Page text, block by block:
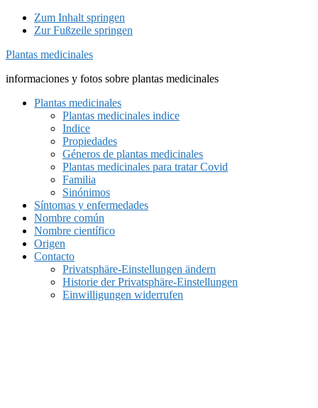
Zum Inhalt springen
Zur Fußzeile springen
Plantas medicinales
informaciones y fotos sobre plantas medicinales
Plantas medicinales
Plantas medicinales indice
Indice
Propiedades
Géneros de plantas medicinales
Plantas medicinales para tratar Covid
Familia
Sinónimos
Síntomas y enfermedades
Nombre común
Nombre científico
Origen
Contacto
Privatsphäre-Einstellungen ändern
Historie der Privatsphäre-Einstellungen
Einwilligungen widerrufen